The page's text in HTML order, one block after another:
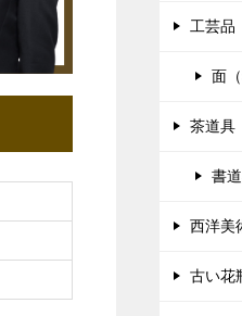
工芸品
面
茶道具
書
西洋美
古い花